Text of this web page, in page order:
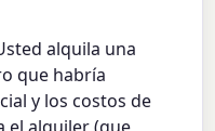
alquila una
que habría
y los costos de